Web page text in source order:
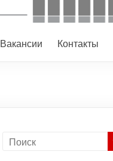
Вакансии Контакты